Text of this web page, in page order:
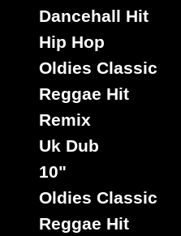
Dancehall Hit
Hip Hop
Oldies Classic
Reggae Hit
Remix
Uk Dub
10"
Oldies Classic
Reggae Hit